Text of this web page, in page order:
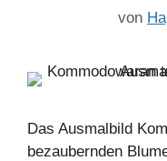
von
Das Ausmalbild
bezaubernden